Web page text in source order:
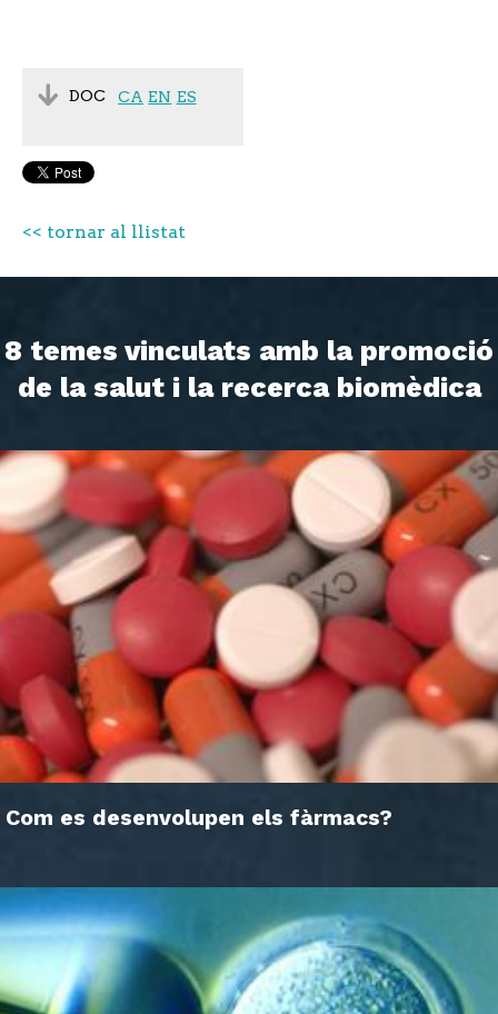
DOC CA EN ES
<< tornar al llistat
8 temes vinculats amb la promoció
de la salut i la recerca biomèdica
Com es desenvolupen els fàrmacs?